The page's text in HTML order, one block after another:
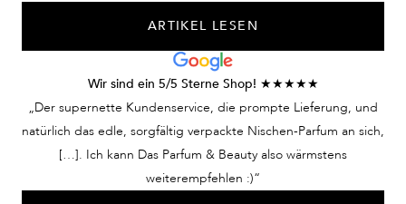
ARTIKEL LESEN
Wir sind ein 5/5 Sterne Shop! ★★★★★
„Der supernette Kundenservice, die prompte Lieferung, und
natürlich das edle, sorgfältig verpackte Nischen-Parfum an sich,
[…]. Ich kann Das Parfum & Beauty also wärmstens
weiterempfehlen :)“